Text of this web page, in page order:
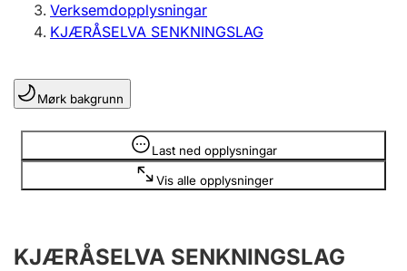
Enkeltpersonføretak
Registrere, endre, slette
Lag og foreining
Registrere, endre, slette
Verksemdopplysningar
KJÆRÅSELVA SENKNINGSLAG
Mørk bakgrunn
Last ned opplysningar
Vis alle opplysninger
Opplysninger er skjult
KJÆRÅSELVA SENKNINGSLAG